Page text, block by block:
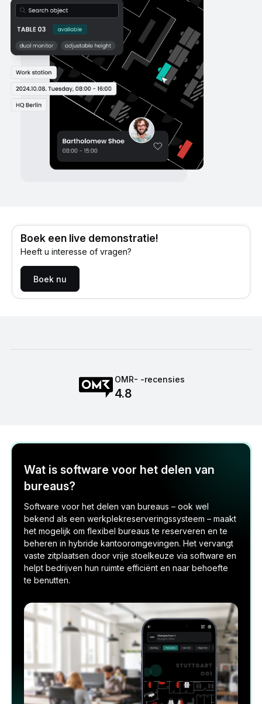
Boek een live demonstratie!
Heeft u interesse of vragen?
Boek nu
OMR- -recensies
4.8
Wat is software voor het delen van
bureaus?
Software voor het delen van bureaus – ook wel
bekend als een werkplekreserveringssysteem – maakt
het mogelijk om flexibel bureaus te reserveren en te
beheren in hybride kantooromgevingen. Het vervangt
vaste zitplaatsen door vrije stoelkeuze via software en
helpt bedrijven hun ruimte efficiënt en naar behoefte
te benutten.